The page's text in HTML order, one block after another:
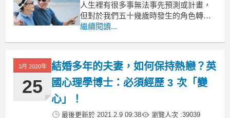
人生裡有很多事無法事先預測或計畫，
但對於我們五十幾歲時發生的角色轉
換，我們可以這麼做。孩子總會離開
重新適應這些改變。如果你們一直都以
工作與孩子為重心，第三次轉變也許會
困難重重。在研究過程中，我多次看到
繼續閱讀...
3月 2020年
25
結婚多年的夫妻，如何保持熱戀？英
國心理學博士：必須經歷 3 次「變
心」！
最後更新於 2021.2.9 09:38 瀏覽人次 :39039